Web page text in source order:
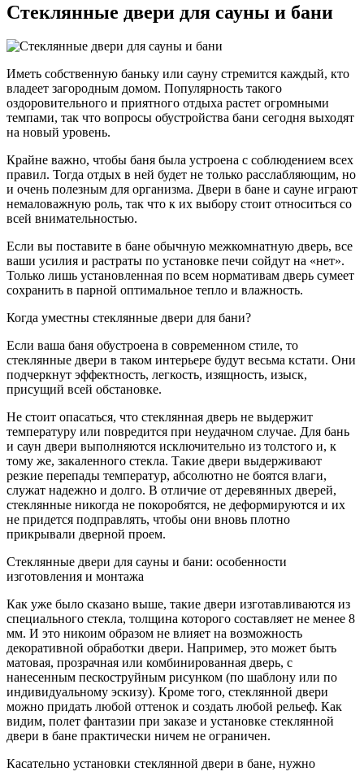
Стеклянные двери для сауны и бани
Иметь собственную баньку или сауну стремится каждый, кто
владеет загородным домом. Популярность такого
оздоровительного и приятного отдыха растет огромными
темпами, так что вопросы обустройства бани сегодня выходят
на новый уровень.
Крайне важно, чтобы баня была устроена с соблюдением всех
правил. Тогда отдых в ней будет не только расслабляющим, но
и очень полезным для организма. Двери в бане и сауне играют
немаловажную роль, так что к их выбору стоит относиться со
всей внимательностью.
Если вы поставите в бане обычную межкомнатную дверь, все
ваши усилия и растраты по установке печи сойдут на «нет».
Только лишь установленная по всем нормативам дверь сумеет
сохранить в парной оптимальное тепло и влажность.
Когда уместны стеклянные двери для бани?
Если ваша баня обустроена в современном стиле, то
стеклянные двери в таком интерьере будут весьма кстати. Они
подчеркнут эффектность, легкость, изящность, изыск,
присущий всей обстановке.
Не стоит опасаться, что стеклянная дверь не выдержит
температуру или повредится при неудачном случае. Для бань
и саун двери выполняются исключительно из толстого и, к
тому же, закаленного стекла. Такие двери выдерживают
резкие перепады температур, абсолютно не боятся влаги,
служат надежно и долго. В отличие от деревянных дверей,
стеклянные никогда не покоробятся, не деформируются и их
не придется подправлять, чтобы они вновь плотно
прикрывали дверной проем.
Стеклянные двери для сауны и бани: особенности
изготовления и монтажа
Как уже было сказано выше, такие двери изготавливаются из
специального стекла, толщина которого составляет не менее 8
мм. И это никоим образом не влияет на возможность
декоративной обработки двери. Например, это может быть
матовая, прозрачная или комбинированная дверь, с
нанесенным пескоструйным рисунком (по шаблону или по
индивидуальному эскизу). Кроме того, стеклянной двери
можно придать любой оттенок и создать любой рельеф. Как
видим, полет фантазии при заказе и установке стеклянной
двери в бане практически ничем не ограничен.
Касательно установки стеклянной двери в бане, нужно